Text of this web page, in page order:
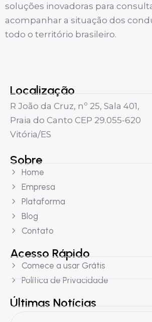
soluções inovadoras para
acompanhar a situação dos
todo o território brasileiro.
Localização
R João da Cruz, nº 25, Sala 401,
Praia do Canto CEP 29.055-620
Vitória/ES
Sobre
Home
Empresa
Plataforma
Blog
Contato
Acesso Rápido
Comece a usar Grátis
Política de Privacidade
Últimas Notícias